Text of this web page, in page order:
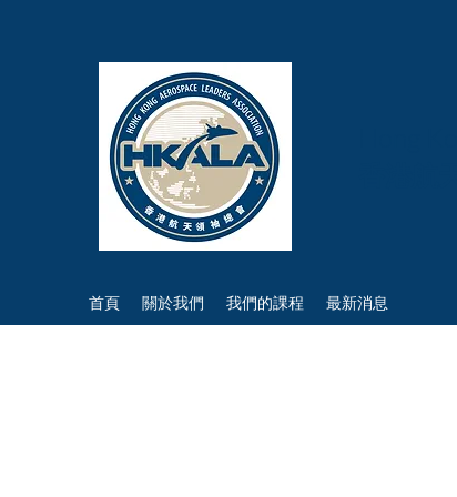
首頁 關於我們 我們的課程 最新消息